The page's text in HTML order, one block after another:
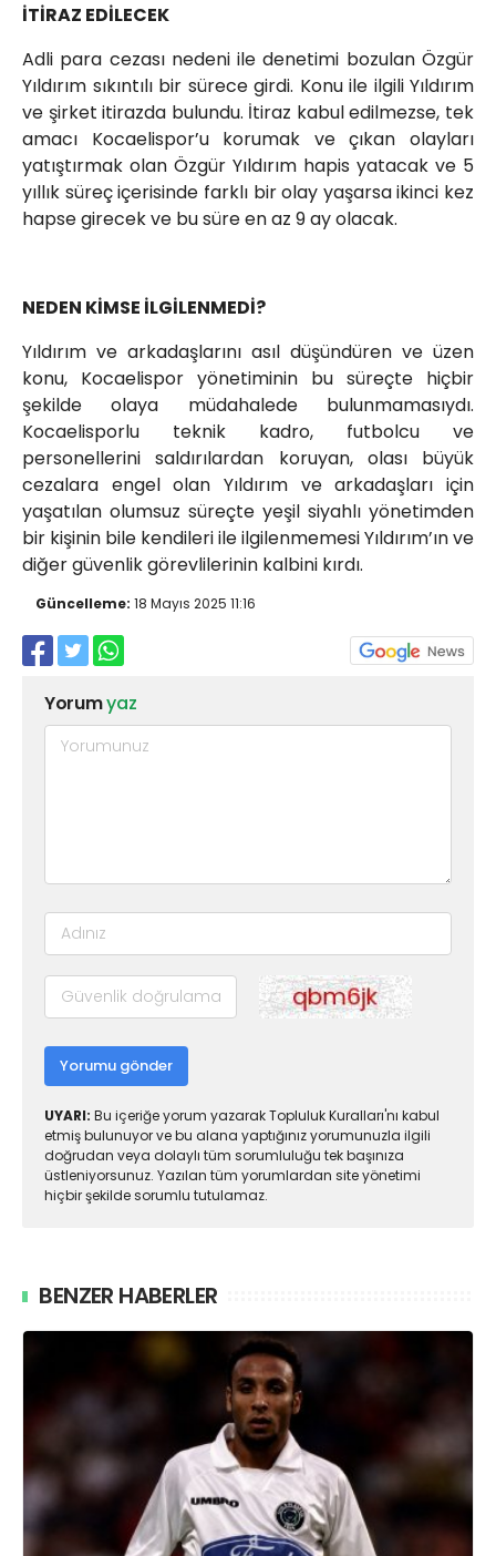
İTİRAZ EDİLECEK
Adli para cezası nedeni ile denetimi bozulan Özgür
Yıldırım sıkıntılı bir sürece girdi. Konu ile ilgili Yıldırım
ve şirket itirazda bulundu. İtiraz kabul edilmezse, tek
amacı Kocaelispor’u korumak ve çıkan olayları
yatıştırmak olan Özgür Yıldırım hapis yatacak ve 5
yıllık süreç içerisinde farklı bir olay yaşarsa ikinci kez
hapse girecek ve bu süre en az 9 ay olacak.
NEDEN KİMSE İLGİLENMEDİ?
Yıldırım ve arkadaşlarını asıl düşündüren ve üzen
konu, Kocaelispor yönetiminin bu süreçte hiçbir
şekilde olaya müdahalede bulunmamasıydı.
Kocaelisporlu teknik kadro, futbolcu ve
personellerini saldırılardan koruyan, olası büyük
cezalara engel olan Yıldırım ve arkadaşları için
yaşatılan olumsuz süreçte yeşil siyahlı yönetimden
bir kişinin bile kendileri ile ilgilenmemesi Yıldırım’ın ve
diğer güvenlik görevlilerinin kalbini kırdı.
Güncelleme: 18 Mayıs 2025 11:16
Yorumyaz
Yorumu gönder
UYARI: Bu içeriğe yorum yazarak Topluluk Kuralları'nı kabul
etmiş bulunuyor ve bu alana yaptığınız yorumunuzla ilgili
doğrudan veya dolaylı tüm sorumluluğu tek başınıza
üstleniyorsunuz. Yazılan tüm yorumlardan site yönetimi
hiçbir şekilde sorumlu tutulamaz.
BENZER HABERLER